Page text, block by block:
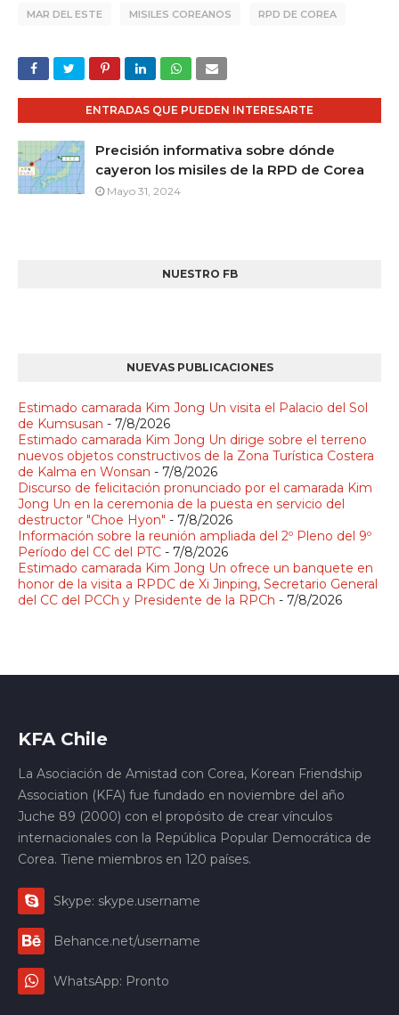
MAR DEL ESTE MISILES COREANOS RPD DE COREA
ENTRADAS QUE PUEDEN INTERESARTE
Precisión informativa sobre dónde
cayeron los misiles de la RPD de Corea
Mayo 31, 2024
NUESTRO FB
NUEVAS PUBLICACIONES
Estimado camarada Kim Jong Un visita el Palacio del Sol
de Kumsusan - 7/8/2026
Estimado camarada Kim Jong Un dirige sobre el terreno
nuevos objetos constructivos de la Zona Turística Costera
de Kalma en Wonsan - 7/8/2026
Discurso de felicitación pronunciado por el camarada Kim
Jong Un en la ceremonia de la puesta en servicio del
destructor "Choe Hyon" - 7/8/2026
Información sobre la reunión ampliada del 2º Pleno del 9º
Período del CC del PTC - 7/8/2026
Estimado camarada Kim Jong Un ofrece un banquete en
honor de la visita a RPDC de Xi Jinping, Secretario General
del CC del PCCh y Presidente de la RPCh - 7/8/2026
KFA Chile
La Asociación de Amistad con Corea, Korean Friendship
Association (KFA) fue fundado en noviembre del año
Juche 89 (2000) con el propósito de crear vínculos
internacionales con la República Popular Democrática de
Corea. Tiene miembros en 120 países.
Skype: skype.username
Behance.net/username
WhatsApp: Pronto